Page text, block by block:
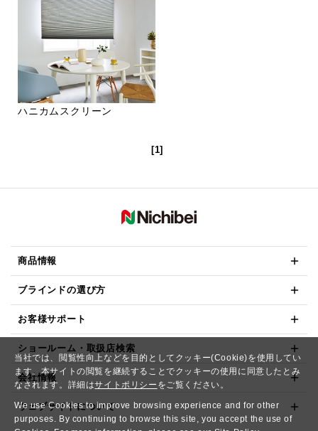
当社では、閲覧性向上などを目的としてクッキー(Cookie)を使用してい
ます。本サイトの閲覧を継続することでクッキーの使用に同意したとみ
なされます。詳細はサイトポリシー をご覧ください。
We use Cookies to improve browsing experience and for other
purposes. By continuing to browse this site, you accept the use of
ハニカムスクリーン
[1]
商品情報
ブラインドの選び方
お客様サポート
ショールーム・取扱店検索
会社情報
ウェブサイトについて